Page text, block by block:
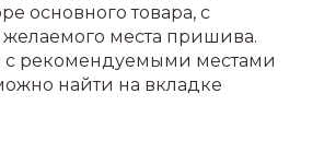
основного товара, с
места пришива.
с рекомендуемыми местами
найти на вкладке